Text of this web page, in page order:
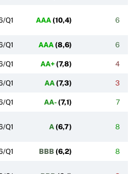
Q1 AAA(10,4) 6
Q1 AAA(8,6) 6
Q1 AA+(7,8) 4
Q1 AA(7,3) 3
Q1 AA-(7,1) 7
Q1 A(6,7) 8
Q1 BBB (6,2) 8